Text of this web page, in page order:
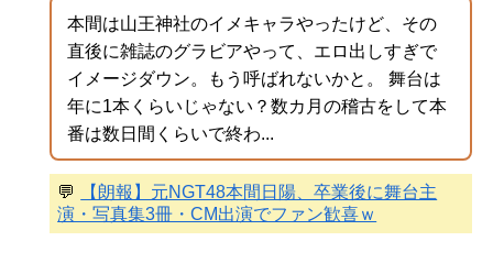
本間は山王神社のイメキャラやったけど、その
直後に雑誌のグラビアやって、エロ出しすぎで
イメージダウン。もう呼ばれないかと。 舞台は
年に1本くらいじゃない？数カ月の稽古をして本
番は数日間くらいで終わ...
💬
【朗報】元NGT48本間日陽、卒業後に舞台主
演・写真集3冊・CM出演でファン歓喜ｗ